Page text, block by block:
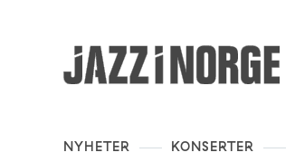
NYHETER KONSERTER